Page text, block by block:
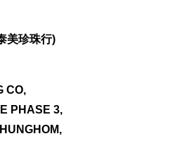
美珍珠行)
CO,
PHASE 3,